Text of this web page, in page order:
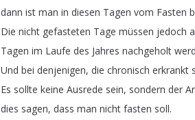
dann ist man in diesen Tagen vom Fasten
Die nicht gefasteten Tage müssen jedoch
Tagen im Laufe des Jahres nachgeholt
Und bei denjenigen, die chronisch erkrankt
Es sollte keine Ausrede sein, sondern der
dies sagen, dass man nicht fasten soll.